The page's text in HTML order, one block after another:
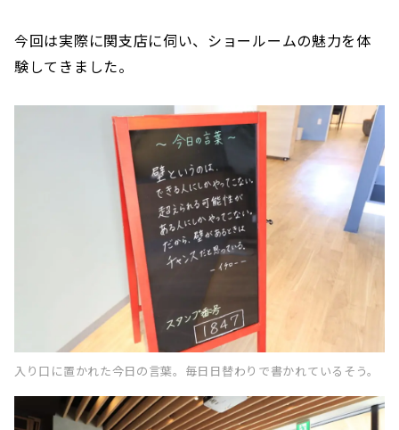
今回は実際に関支店に伺い、ショールームの魅力を体
験してきました。
入り口に置かれた今日の言葉。毎日日替わりで書かれているそう。